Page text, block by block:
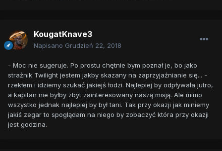
KougatKnave3
Napisano Grudzień 22, 2018
- Moc nie sugeruje. Po prostu chętnie bym poznał je, bo jako
strażnik Twilight jestem jakby skazany na zaprzyjaźnianie się... -
rzekłem i idziemy szukać jakiejś łodzi. Najlepiej by odpływała jutro,
a kapitan nie byłby zbyt zainteresowany naszą misją. Ale mimo
wszystko jednak najlepiej by był tani. Tak przy okazji jak miniemy
jakiś zegar to spoglądam na niego by zobaczyć która przy okazji
jest godzina.